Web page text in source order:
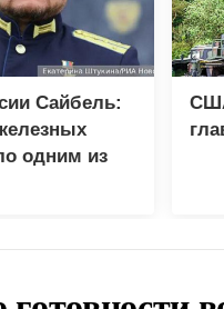
Сайбель:
одним из